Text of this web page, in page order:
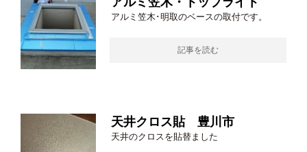
アルミ笠木･明取のベースの取付です。
記事を読む
天井クロス貼 豊川市
天井のクロスを貼替ました